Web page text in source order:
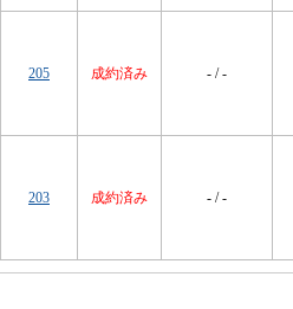
205 成約済み - / -
203 成約済み - / -